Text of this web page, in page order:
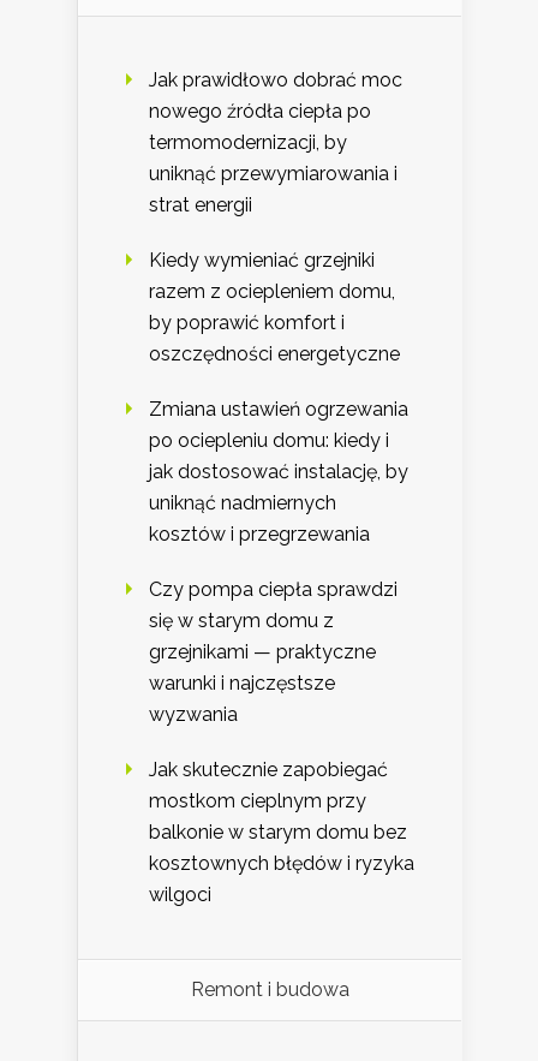
Jak prawidłowo dobrać moc
nowego źródła ciepła po
termomodernizacji, by
uniknąć przewymiarowania i
strat energii
Kiedy wymieniać grzejniki
razem z ociepleniem domu,
by poprawić komfort i
oszczędności energetyczne
Zmiana ustawień ogrzewania
po ociepleniu domu: kiedy i
jak dostosować instalację, by
uniknąć nadmiernych
kosztów i przegrzewania
Czy pompa ciepła sprawdzi
się w starym domu z
grzejnikami — praktyczne
warunki i najczęstsze
wyzwania
Jak skutecznie zapobiegać
mostkom cieplnym przy
balkonie w starym domu bez
kosztownych błędów i ryzyka
wilgoci
Remont i budowa